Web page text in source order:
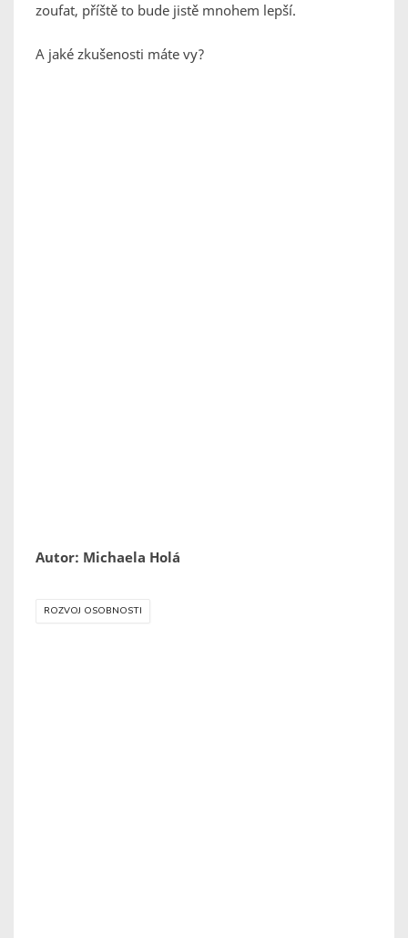
zoufat, příště to bude jistě mnohem lepší.
A jaké zkušenosti máte vy?
Autor: Michaela Holá
ROZVOJ OSOBNOSTI